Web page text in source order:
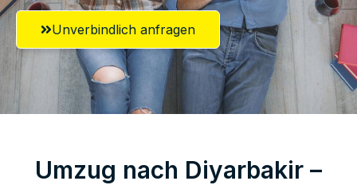
Unverbindlich anfragen
Umzug nach Diyarbakir –